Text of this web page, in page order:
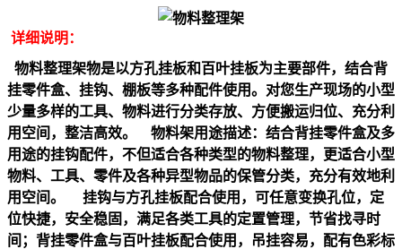
详细说明：
物料整理架物是以方孔挂板和百叶挂板为主要部件，结合背
挂零件盒、挂钩、棚板等多种配件使用。对您生产现场的小型
少量多样的工具、物料进行分类存放、方便搬运归位、充分利
用空间，整洁高效。 物料架用途描述：结合背挂零件盒及多
用途的挂钩配件，不但适合各种类型的物料整理，更适合小型
物料、工具、零件及各种异型物品的保管分类，充分有效地利
用空间。 挂钩与方孔挂板配合使用，可任意变换孔位，定
位快捷，安全稳固，满足各类工具的定置管理，节省找寻时
间；背挂零件盒与百叶挂板配合使用，吊挂容易，配有色彩标